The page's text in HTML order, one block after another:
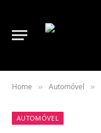
Home » Automóvel »
AUTOMÓVEL